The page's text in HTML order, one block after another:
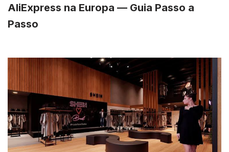
AliExpress na Europa — Guia Passo a
Passo